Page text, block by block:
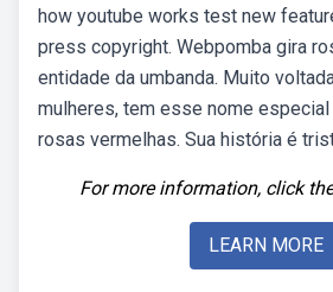
how youtube works test new
press copyright. Webpomba gira
entidade da umbanda. Muito
mulheres, tem esse nome especial
rosas vermelhas. Sua história é
For more information, click
LEARN MORE